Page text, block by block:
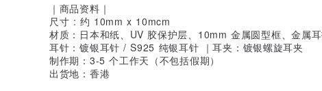
｜商品资料｜
尺寸 : 约 10mm x 10mcm
材质：日本和纸、UV 胶保护层、10mm 金属圆型框、金属
耳针：镀银耳针 / S925 纯银耳针 ｜耳夹：镀银螺旋耳夹
制作期：3-5 个工作天（不包括假期）
出货地：香港